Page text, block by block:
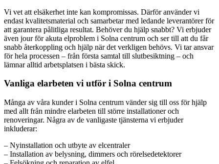
Vi vet att elsäkerhet inte kan kompromissas. Därför använder vi
endast kvalitetsmaterial och samarbetar med ledande leverantörer för
att garantera pålitliga resultat. Behöver du hjälp snabbt? Vi erbjuder
även jour för akuta elproblem i Solna centrum och ser till att du får
snabb återkoppling och hjälp när det verkligen behövs. Vi tar ansvar
för hela processen – från första samtal till slutbesiktning – och
lämnar alltid arbetsplatsen i bästa skick.
Vanliga elarbeten vi utför i Solna centrum
Många av våra kunder i Solna centrum vänder sig till oss för hjälp
med allt från mindre elarbeten till större installationer och
renoveringar. Några av de vanligaste tjänsterna vi erbjuder
inkluderar:
– Nyinstallation och utbyte av elcentraler
– Installation av belysning, dimmers och rörelsedetektorer